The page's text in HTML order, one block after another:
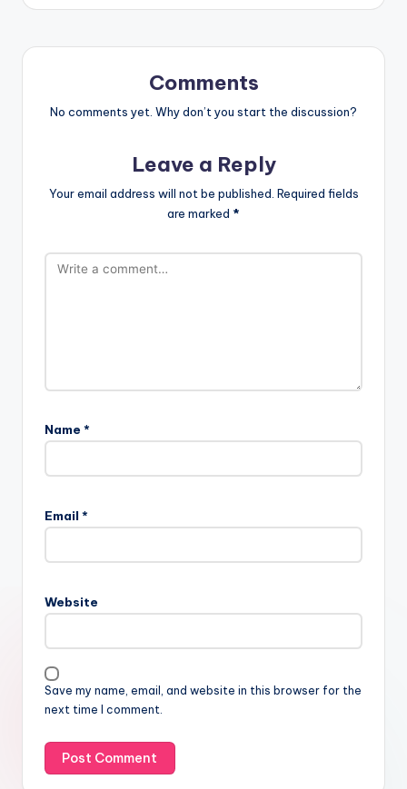
Comments
No comments yet. Why don’t you start the discussion?
Leave a Reply
Your email address will not be published. Required fields
are marked *
Name *
Email *
Website
Save my name, email, and website in this browser for the
next time I comment.